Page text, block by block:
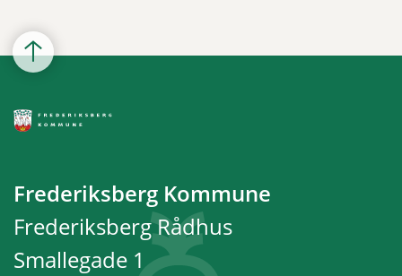
Frederiksberg Kommune
Frederiksberg Rådhus
Smallegade 1